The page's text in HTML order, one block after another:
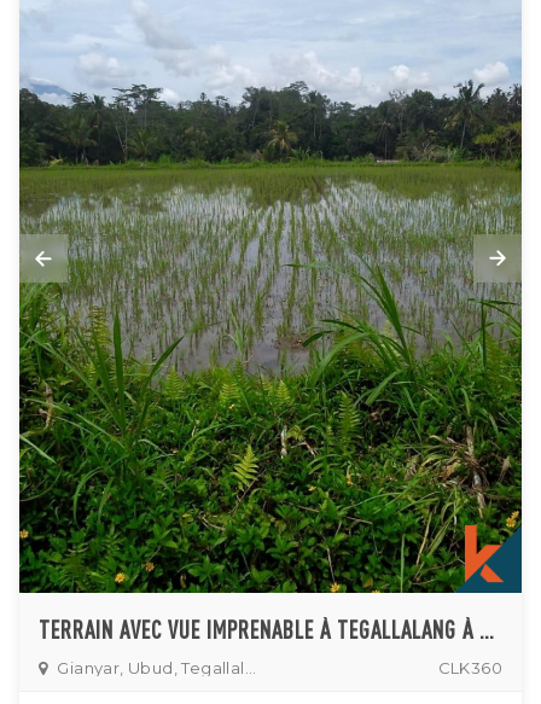
TERRAIN AVEC VUE IMPRENABLE À TEGALLALANG À VENDRE
CLK360